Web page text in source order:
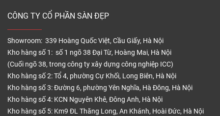
CÔNG TY CỔ PHẦN SÀN ĐẸP
Showroom: 339 Hoàng Quốc Việt, Cầu Giấy, Hà Nội
Kho hàng số 1: số 1 ngõ 38 Đại Từ, Hoàng Mai, Hà Nội
(Cuối ngõ 38, trong công ty xây dựng công nghiệp ICC)
Kho hàng số 2: Tổ 4, phường Cự Khối, Long Biên, Hà Nội
Kho hàng số 3: Đường 6, phường Yên Nghĩa, Hà Đông, Hà Nội
Kho hàng số 4: KCN Nguyên Khê, Đông Anh, Hà Nội
Kho hàng số 5: Km9 ĐL Thăng Long, An Khánh, Hoài Đức, Hà Nội